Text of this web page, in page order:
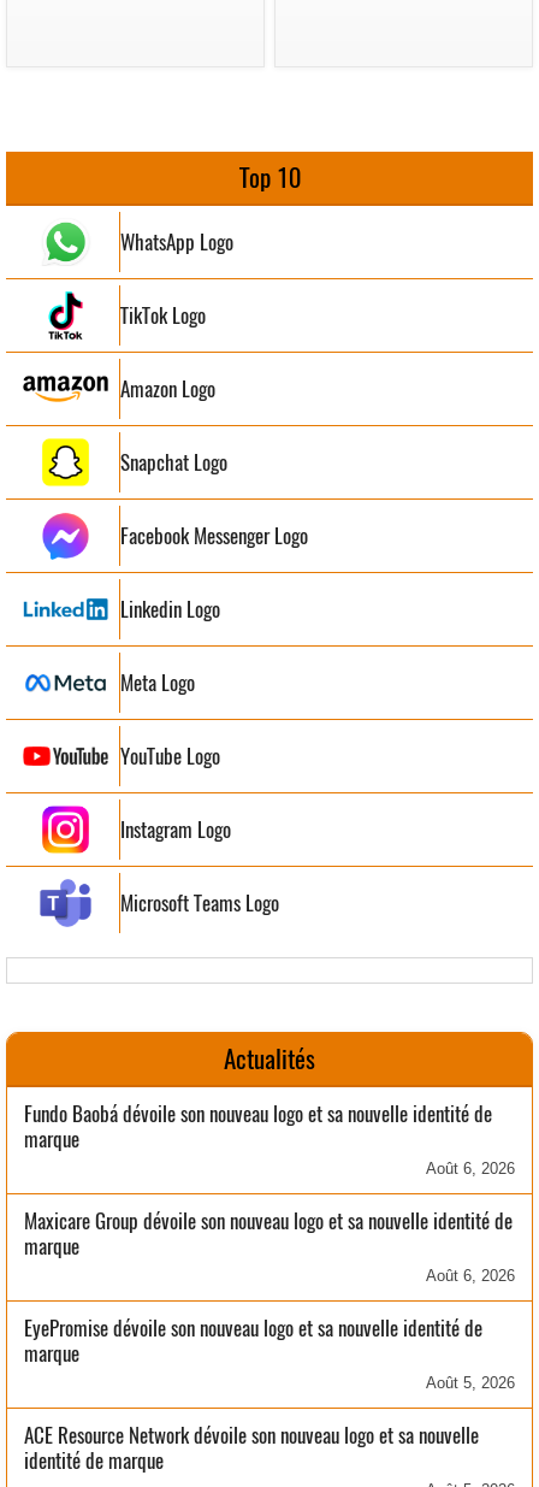
Top 10
WhatsApp Logo
TikTok Logo
Amazon Logo
Snapchat Logo
Facebook Messenger Logo
Linkedin Logo
Meta Logo
YouTube Logo
Instagram Logo
Microsoft Teams Logo
Actualités
Fundo Baobá dévoile son nouveau logo et sa nouvelle identité de
marque
Août 6, 2026
Maxicare Group dévoile son nouveau logo et sa nouvelle identité de
marque
Août 6, 2026
EyePromise dévoile son nouveau logo et sa nouvelle identité de
marque
Août 5, 2026
ACE Resource Network dévoile son nouveau logo et sa nouvelle
identité de marque